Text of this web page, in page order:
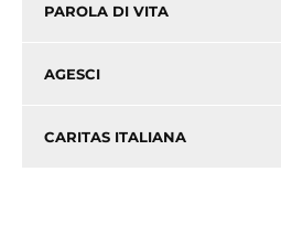
PAROLA DI VITA
AGESCI
CARITAS ITALIANA